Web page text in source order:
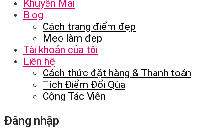
Khuyến Mãi
Blog
Cách trang điểm đẹp
Mẹo làm đẹp
Tài khoản của tôi
Liên hệ
Cách thức đặt hàng & Thanh toán
Tích Điểm Đổi Qùa
Cộng Tác Viên
Đăng nhập